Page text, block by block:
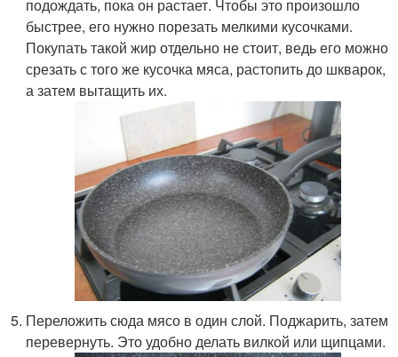
подождать, пока он растает. Чтобы это произошло
быстрее, его нужно порезать мелкими кусочками.
Покупать такой жир отдельно не стоит, ведь его можно
срезать с того же кусочка мяса, растопить до шкварок,
а затем вытащить их.
Переложить сюда мясо в один слой. Поджарить, затем
перевернуть. Это удобно делать вилкой или щипцами.